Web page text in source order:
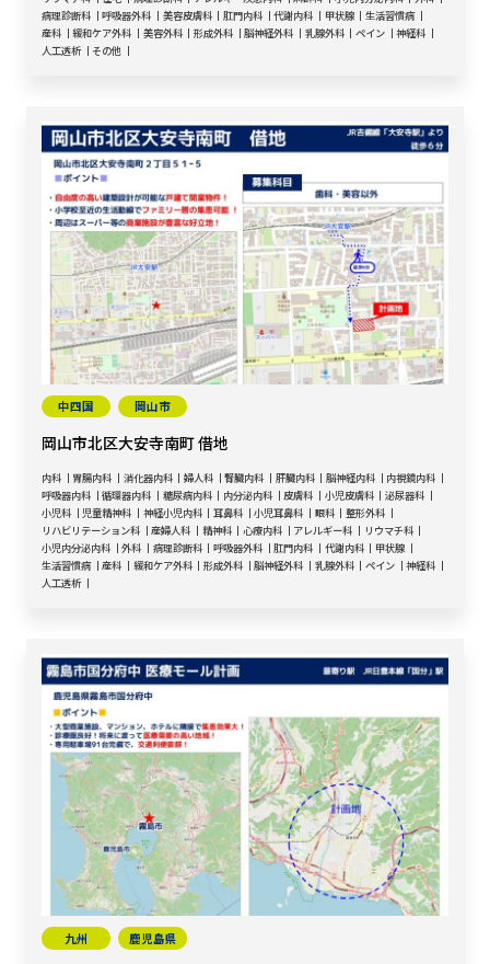
病理診断科
呼吸器外科 美容皮膚科 肛門内科 代謝内科 甲状腺
生活習慣病
産科
緩和ケア外科 美容外科 形成外科 脳神経外科 乳腺外科 ペイン
神経科
人工透析
その他
中四国 岡山市
岡山市北区大安寺南町 借地
内科 胃腸内科 消化器内科 婦人科 腎臓内科 肝臓内科 脳神経内科
内視鏡内科
呼吸器内科
循環器内科 糖尿病内科 内分泌内科 皮膚科 小児皮膚科
泌尿器科
小児科
児童精神科 神経小児内科 耳鼻科 小児耳鼻科 眼科
整形外科
リハビリテーション科
産婦人科 精神科 心療内科 アレルギー科
リウマチ科
小児内分泌内科
外科 病理診断科 呼吸器外科 肛門内科 代謝内科
甲状腺
生活習慣病
産科 緩和ケア外科 形成外科 脳神経外科 乳腺外科 ペイン
神経科
人工透析
九州 鹿児島県